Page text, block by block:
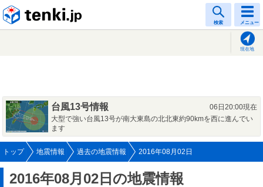
検索 メニュー
現在地
台風13号情報
06日20:00現在
大型で強い台風13号が南大東島の北北東約90kmを西に進んでい
ます
トップ 地震情報 過去の地震情報 2016年08月02日
2016年08月02日の地震情報